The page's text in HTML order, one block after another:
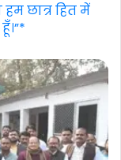
छात्र हित में